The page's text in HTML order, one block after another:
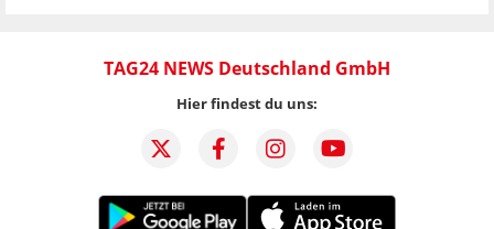
TAG24 NEWS Deutschland GmbH
Hier findest du uns: